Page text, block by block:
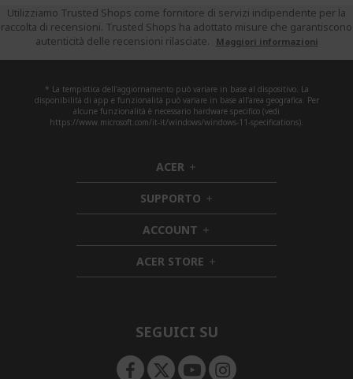
Utilizziamo Trusted Shops come fornitore di servizi indipendente per la
raccolta di recensioni. Trusted Shops ha adottato misure che garantiscono
autenticità delle recensioni rilasciate.
Maggiori informazioni
* La tempistica dell'aggiornamento può variare in base al dispositivo. La
disponibilità di app e funzionalità può variare in base all'area geografica. Per
alcune funzionalità è necessario hardware specifico (vedi
https://www.microsoft.com/it-it/windows/windows-11-specifications).
ACER h
i
d
d
e
n
SUPPORTO h
i
d
d
e
n
ACCOUNT h
i
d
d
ACER STORE h
i
e
SEGUICI SU